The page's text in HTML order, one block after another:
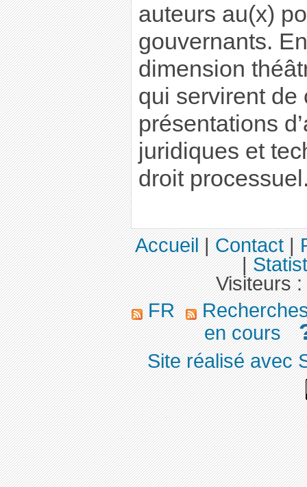
auteurs au(x)
gouvernants.
dimension
qui servirent de
présentations
juridiques et
droit
Accueil|Contact|
|
Visiteurs :
FR
en cours
Site réalisé avec